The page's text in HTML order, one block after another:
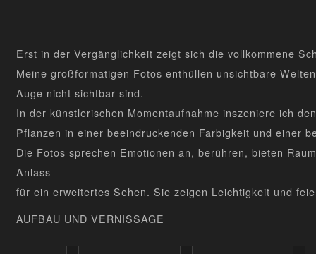
Erst in der Vergänglichkeit zeigt sich die vollkommene
Meine großformatigen Fotos enthüllen unsichtbare
Auge nicht sichtbar sind.
In der künstlerischen Momentaufnahme inszeniere ich
Pflanzen in einer beeindruckenden Farbigkeit und einer
Die Fotos sprechen Emotionen an, berühren, bieten
Anlass
für ein erweitertes Sehen. Sie zeigen Leichtigkeit und
AUFBAU UND VERNISSAGE